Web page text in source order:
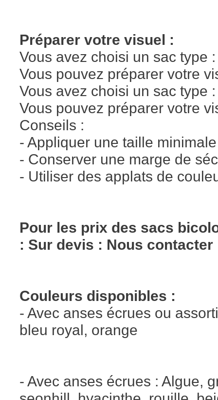
Préparer votre visuel :
Vous avez choisi un sac type
Vous pouvez préparer votre
Vous avez choisi un sac type
Vous pouvez préparer votre
Conseils :
- Appliquer une taille
- Conserver une marge de
- Utiliser des applats de
Pour les prix des sacs
: Sur devis : Nous contacter
Couleurs disponibles :
- Avec anses écrues ou
bleu royal, orange
- Avec anses écrues : Algue,